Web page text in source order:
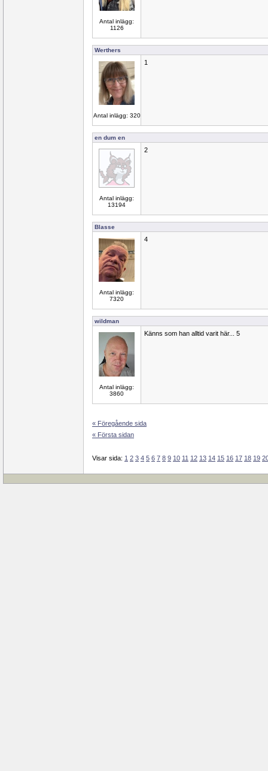
Antal inlägg:
1126
Werthers
Antal inlägg: 320
1
en dum en
Antal inlägg:
13194
2
Blasse
Antal inlägg:
7320
4
wildman
Antal inlägg:
3860
Känns som han alltid varit här... 5
« Föregående sida
« Första sidan
Visar sida: 1 2 3 4 5 6 7 8 9 10 11 12 13 14 15 16 17 18 19